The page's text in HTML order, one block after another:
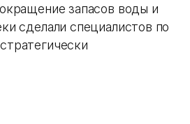
запасов воды и
сделали специалистов по